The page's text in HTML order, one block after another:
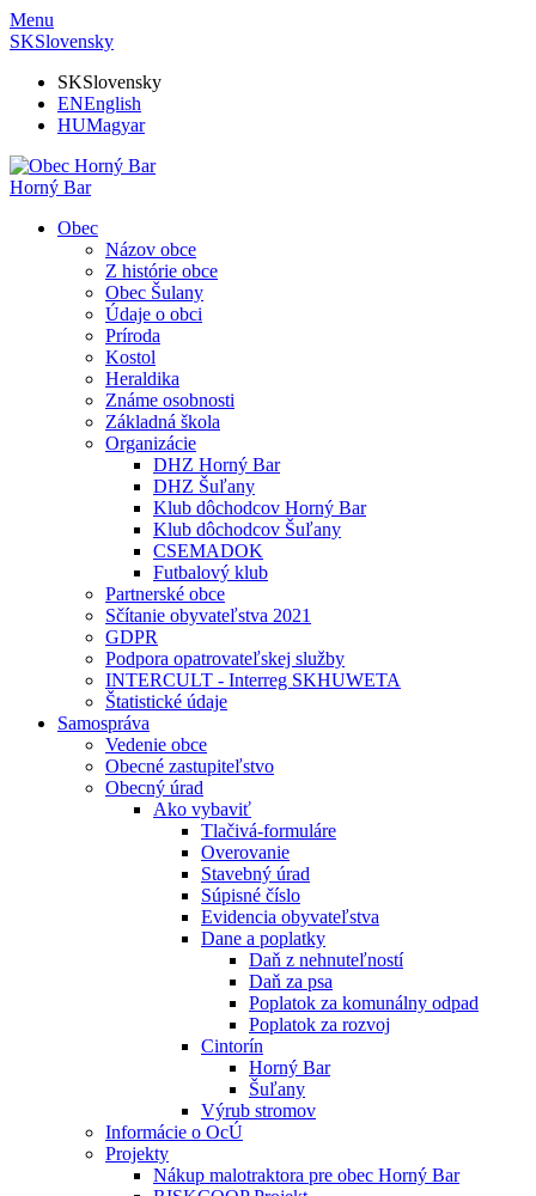
Menu
SKSlovensky
SKSlovensky
ENEnglish
HUMagyar
Horný Bar
Obec
Názov obce
Z histórie obce
Obec Šulany
Údaje o obci
Príroda
Kostol
Heraldika
Známe osobnosti
Základná škola
Organizácie
DHZ Horný Bar
DHZ Šuľany
Klub dôchodcov Horný Bar
Klub dôchodcov Šuľany
CSEMADOK
Futbalový klub
Partnerské obce
Sčítanie obyvateľstva 2021
GDPR
Podpora opatrovateľskej služby
INTERCULT - Interreg SKHUWETA
Štatistické údaje
Samospráva
Vedenie obce
Obecné zastupiteľstvo
Obecný úrad
Ako vybaviť
Tlačivá-formuláre
Overovanie
Stavebný úrad
Súpisné číslo
Evidencia obyvateľstva
Dane a poplatky
Daň z nehnuteľností
Daň za psa
Poplatok za komunálny odpad
Poplatok za rozvoj
Cintorín
Horný Bar
Šuľany
Výrub stromov
Informácie o OcÚ
Projekty
Nákup malotraktora pre obec Horný Bar